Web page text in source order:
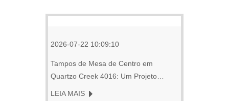
2026-07-22 10:09:10
Tampos de Mesa de Centro em
Quartzo Creek 4016: Um Projeto
LEIA MAIS